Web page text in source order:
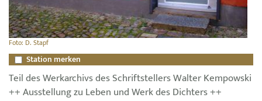
Foto: D. Stapf
Station merken
Teil des Werkarchivs des Schriftstellers Walter Kempowski
++ Ausstellung zu Leben und Werk des Dichters ++